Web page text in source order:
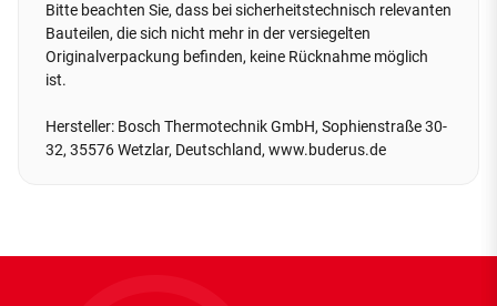
Bitte beachten Sie, dass bei sicherheitstechnisch relevanten
Bauteilen, die sich nicht mehr in der versiegelten
Originalverpackung befinden, keine Rücknahme möglich
ist.
Hersteller: Bosch Thermotechnik GmbH, Sophienstraße 30-
32, 35576 Wetzlar, Deutschland, www.buderus.de